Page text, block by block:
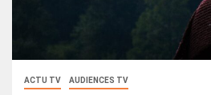
ACTU TV AUDIENCES TV